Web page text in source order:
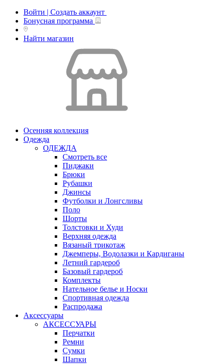
Войти | Создать аккаунт
Бонусная программа
Найти магазин
Осенняя коллекция
Одежда
ОДЕЖДА
Смотреть все
Пиджаки
Брюки
Рубашки
Джинсы
Футболки и Лонгсливы
Поло
Шорты
Толстовки и Худи
Верхняя одежда
Вязаный трикотаж
Джемперы, Водолазки и Кардиганы
Летний гардероб
Базовый гардероб
Комплекты
Нательное белье и Носки
Спортивная одежда
Распродажа
Аксессуары
АКСЕССУАРЫ
Перчатки
Ремни
Сумки
Шапки